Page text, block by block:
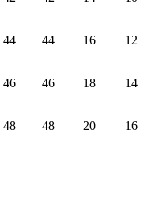
44 44 16 12
46 46 18 14
48 48 20 16